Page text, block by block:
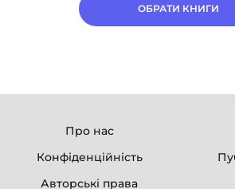
ОБРАТИ КНИГИ
Про нас
Конфіденційність
Авторські права